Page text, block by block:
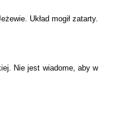
Układ mogił zatarty.
Nie jest wiadome, aby w